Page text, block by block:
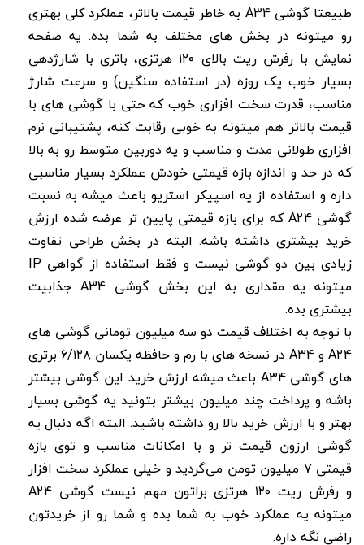
طبیعتا گوشی A34 به خاطر قیمت بالاتر، عملکرد کلی بهتری
رو میتونه در بخش های مختلف به شما بده. یه صفحه
نمایش با رفرش ریت بالای ۱۲۰ هرتزی، باتری با شارژدهی
بسیار خوب یک روزه (در استفاده سنگین) و سرعت شارژ
مناسب، قدرت سخت افزاری خوب که حتی با گوشی های با
قیمت بالاتر هم میتونه به خوبی رقابت کنه، پشتیبانی نرم
افزاری طولانی مدت و مناسب و یه دوربین متوسط رو به بالا
که در حد و اندازه بازه قیمتی خودش عملکرد بسیار مناسبی
داره و استفاده از یه اسپیکر استریو باعث میشه به نسبت
گوشی A24 که برای بازه قیمتی پایین تر عرضه شده ارزش
خرید بیشتری داشته باشه. البته در بخش طراحی تفاوت
زیادی بین دو گوشی نیست و فقط استفاده از گواهی IP
میتونه یه مقداری به این بخش گوشی A34 جذابیت
بیشتری بده.
با توجه به اختلاف قیمت دو سه میلیون تومانی گوشی های
A24 و A34 در نسخه های با رم و حافظه یکسان ۶/۱۲۸ برتری
های گوشی A34 باعث میشه ارزش خرید این گوشی بیشتر
باشه و پرداخت چند میلیون بیشتر بتونید یه گوشی بسیار
بهتر و با ارزش خرید بالا رو داشته باشید. البته اگه دنبال یه
گوشی ارزون قیمت تر و با امکانات مناسب و توی بازه
قیمتی ۷ میلیون تومن می‌گردید و خیلی عملکرد سخت افزار
و رفرش ریت ۱۲۰ هرتزی براتون مهم نیست گوشی A24
میتونه یه عملکرد خوب به شما بده و شما رو از خریدتون
راضی نگه داره.